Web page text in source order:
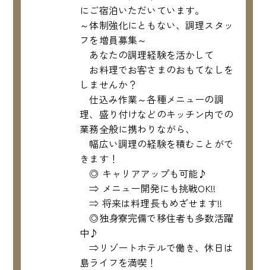
にご宿泊いただいています。
～体制強化にともない、調理スタッ
フを増員募集～
あなたの調理経験を活かして
お料理でお客さまのおもてなしを
しませんか？
仕込み作業～各種メニューの調
理、盛り付けなどのキッチン内での
業務全般に携わりながら、
幅広い調理の経験を積むことがで
きます！
◎ キャリアアップも可能♪
⇒ メニュー開発にも挑戦OK!!
⇒ 将来は料理長もめざせます!!
◎独身寮完備で移住者も多数活躍
中♪
⇒リゾートホテルで働き、休日は
島ライフを満喫！